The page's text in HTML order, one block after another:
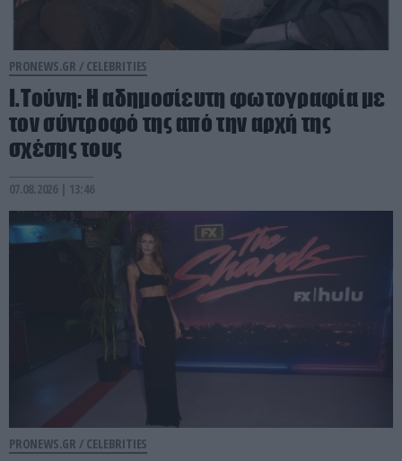
PRONEWS.GR / CELEBRITIES
Ι.Τούνη: Η αδημοσίευτη φωτογραφία με
τον σύντροφό της από την αρχή της
σχέσης τους
07.08.2026 | 13:46
PRONEWS.GR / CELEBRITIES